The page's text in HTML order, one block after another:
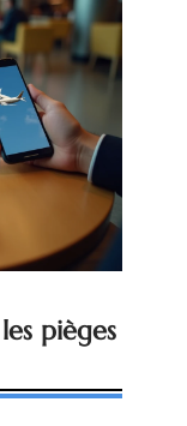
pièges